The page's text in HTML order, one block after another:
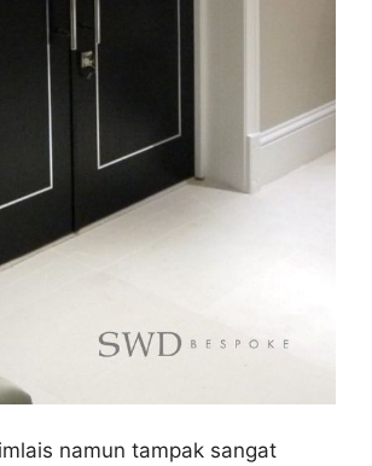
namun tampak sangat